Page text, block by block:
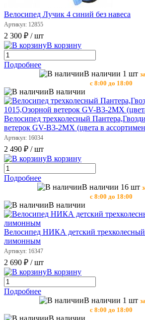
Велосипед Лучик 4 синий без навеса
Артикул: 12855
2 300 ₽ / шт
В корзину
Подробнее
В наличии 1 шт
с 8:00 до 18:00
В наличии
Велосипед трехколесный
ветерок GV-В3-2МХ (цвета в
Артикул: 16034
2 490 ₽ / шт
В корзину
Подробнее
В наличии 16 шт
с 8:00 до 18:00
В наличии
Велосипед НИКА детский
лимонным
Артикул: 16347
2 690 ₽ / шт
В корзину
Подробнее
В наличии 1 шт
с 8:00 до 18:00
В наличии